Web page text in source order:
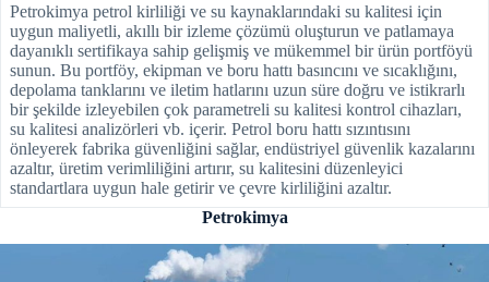
Petrokimya petrol kirliliği ve su kaynaklarındaki su kalitesi için
uygun maliyetli, akıllı bir izleme çözümü oluşturun ve patlamaya
dayanıklı sertifikaya sahip gelişmiş ve mükemmel bir ürün portföyü
sunun. Bu portföy, ekipman ve boru hattı basıncını ve sıcaklığını,
depolama tanklarını ve iletim hatlarını uzun süre doğru ve istikrarlı
bir şekilde izleyebilen çok parametreli su kalitesi kontrol cihazları,
su kalitesi analizörleri vb. içerir. Petrol boru hattı sızıntısını
önleyerek fabrika güvenliğini sağlar, endüstriyel güvenlik kazalarını
azaltır, üretim verimliliğini artırır, su kalitesini düzenleyici
standartlara uygun hale getirir ve çevre kirliliğini azaltır.
Petrokimya